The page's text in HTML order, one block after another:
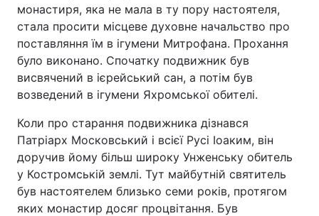
монастиря, яка не мала в ту пору настоятеля,
стала просити місцеве духовне начальство про
поставляння їм в ігумени Митрофана. Прохання
було виконано. Спочатку подвижник був
висвячений в ієрейський сан, а потім був
возведений в ігумени Яхромської обителі.
Коли про старання подвижника дізнався
Патріарх Московський і всієї Русі Іоаким, він
доручив йому більш широку Унженську обитель
у Костромській землі. Тут майбутній святитель
був настоятелем близько семи років, протягом
яких монастир досяг процвітання. Був